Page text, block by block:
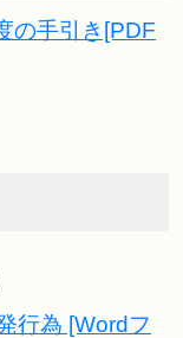
の手引き[PDF
行為 [Wordフ